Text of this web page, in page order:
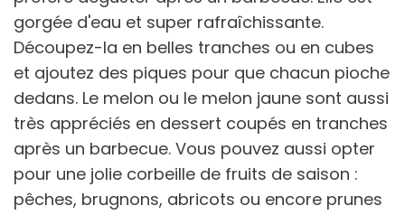
gorgée d'eau et super rafraîchissante.
Découpez-la en belles tranches ou en cubes
et ajoutez des piques pour que chacun pioche
dedans. Le melon ou le melon jaune sont aussi
très appréciés en dessert coupés en tranches
après un barbecue. Vous pouvez aussi opter
pour une jolie corbeille de fruits de saison :
pêches, brugnons, abricots ou encore prunes